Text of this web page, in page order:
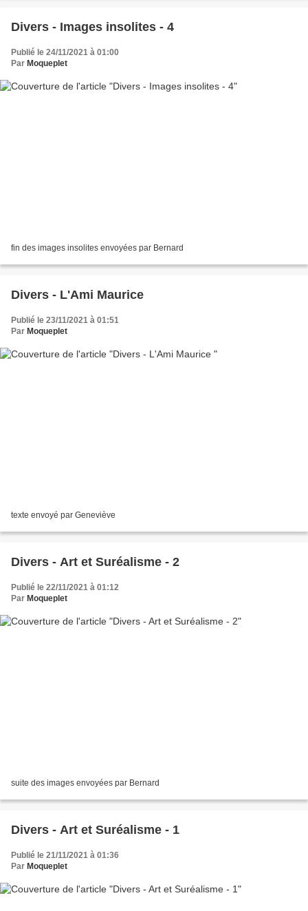
Divers - Images insolites - 4
Publié le 24/11/2021 à 01:00
Par Moqueplet
fin des images insolites envoyées par Bernard
Divers - L'Ami Maurice
Publié le 23/11/2021 à 01:51
Par Moqueplet
texte envoyé par Geneviève
Divers - Art et Suréalisme - 2
Publié le 22/11/2021 à 01:12
Par Moqueplet
suite des images envoyées par Bernard
Divers - Art et Suréalisme - 1
Publié le 21/11/2021 à 01:36
Par Moqueplet